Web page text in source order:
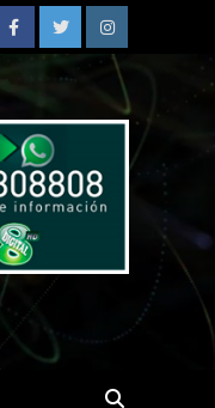
FacebookTwitterInstagram